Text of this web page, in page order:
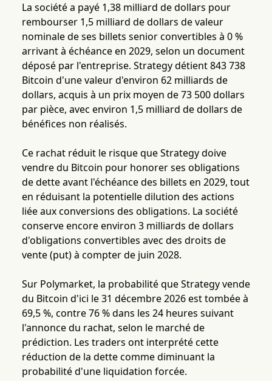
La société a payé 1,38 milliard de dollars pour
rembourser 1,5 milliard de dollars de valeur
nominale de ses billets senior convertibles à 0 %
arrivant à échéance en 2029, selon un document
déposé par l'entreprise. Strategy détient 843 738
Bitcoin d'une valeur d'environ 62 milliards de
dollars, acquis à un prix moyen de 73 500 dollars
par pièce, avec environ 1,5 milliard de dollars de
bénéfices non réalisés.
Ce rachat réduit le risque que Strategy doive
vendre du Bitcoin pour honorer ses obligations
de dette avant l'échéance des billets en 2029, tout
en réduisant la potentielle dilution des actions
liée aux conversions des obligations. La société
conserve encore environ 3 milliards de dollars
d'obligations convertibles avec des droits de
vente (put) à compter de juin 2028.
Sur Polymarket, la probabilité que Strategy vende
du Bitcoin d'ici le 31 décembre 2026 est tombée à
69,5 %, contre 76 % dans les 24 heures suivant
l'annonce du rachat, selon le marché de
prédiction. Les traders ont interprété cette
réduction de la dette comme diminuant la
probabilité d'une liquidation forcée.